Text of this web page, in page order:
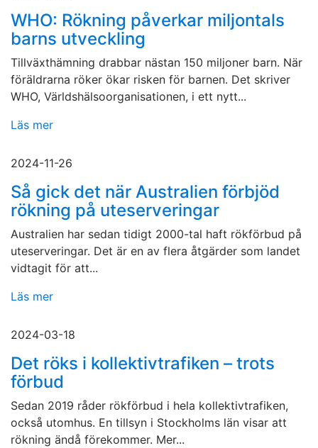
WHO: Rökning påverkar miljontals
barns utveckling
Tillväxthämning drabbar nästan 150 miljoner barn. När
föräldrarna röker ökar risken för barnen. Det skriver
WHO, Världshälsoorganisationen, i ett nytt...
Läs mer
2024-11-26
Så gick det när Australien förbjöd
rökning på uteserveringar
Australien har sedan tidigt 2000-tal haft rökförbud på
uteserveringar. Det är en av flera åtgärder som landet
vidtagit för att...
Läs mer
2024-03-18
Det röks i kollektivtrafiken – trots
förbud
Sedan 2019 råder rökförbud i hela kollektivtrafiken,
också utomhus. En tillsyn i Stockholms län visar att
rökning ändå förekommer. Mer...